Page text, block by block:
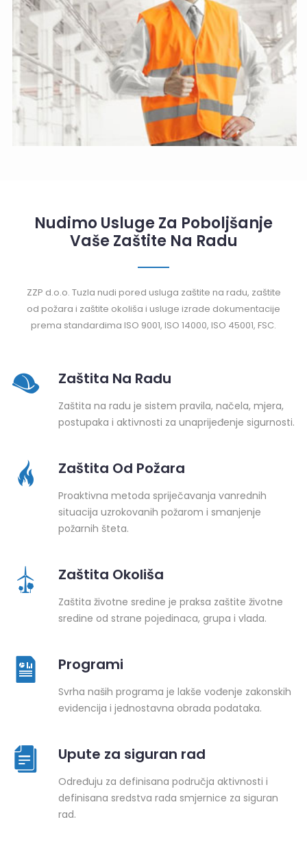
Nudimo Usluge Za Poboljšanje
Vaše Zaštite Na Radu
ZZP d.o.o. Tuzla nudi pored usluga zaštite na radu, zaštite
od požara i zaštite okoliša i usluge izrade dokumentacije
prema standardima ISO 9001, ISO 14000, ISO 45001, FSC.
Zaštita Na Radu
Zaštita na radu je sistem pravila, načela, mjera,
postupaka i aktivnosti za unaprijeđenje sigurnosti.
Zaštita Od Požara
Proaktivna metoda spriječavanja vanrednih
situacija uzrokovanih požarom i smanjenje
požarnih šteta.
Zaštita Okoliša
Zaštita životne sredine je praksa zaštite životne
sredine od strane pojedinaca, grupa i vlada.
Programi
Svrha naših programa je lakše vođenje zakonskih
evidencija i jednostavna obrada podataka.
Upute za siguran rad
Određuju za definisana područja aktivnosti i
definisana sredstva rada smjernice za siguran
rad.